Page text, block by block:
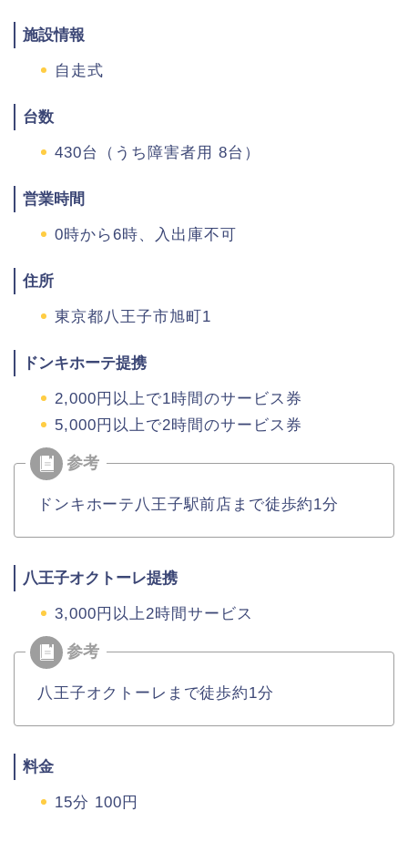
施設情報
自走式
台数
430台（うち障害者用 8台）
営業時間
0時から6時、入出庫不可
住所
東京都八王子市旭町1
ドンキホーテ提携
2,000円以上で1時間のサービス券
5,000円以上で2時間のサービス券
ドンキホーテ八王子駅前店まで徒歩約1分
八王子オクトーレ提携
3,000円以上2時間サービス
八王子オクトーレまで徒歩約1分
料金
15分 100円